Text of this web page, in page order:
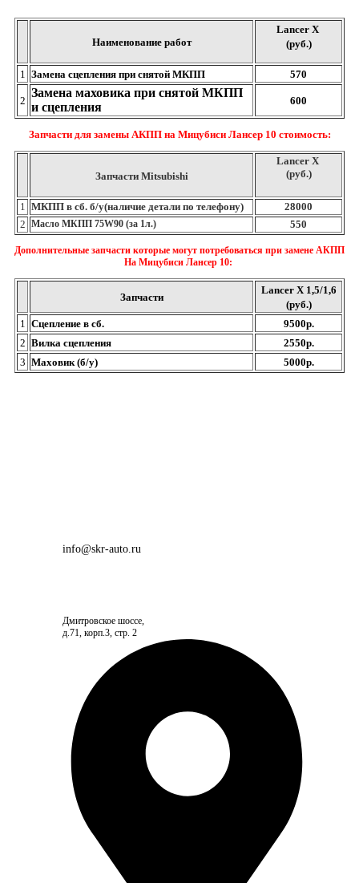
Наименование работ
Lancer X
(руб.)
1 Замена сцепления при снятой МКПП 570
2
Замена маховика при снятой МКПП
и сцепления
600
Запчасти для замены АКПП на Мицубиси Лансер 10 стоимость:
Запчасти Mitsubishi
Lancer X
(руб.)
1 МКПП в сб. б/у(наличие детали по телефону)
28000
2 Масло MКПП 75W90 (за 1л.) 550
Дополнительные запчасти которые могут потребоваться при замене АКПП
На Мицубиси Лансер 10:
Запчасти
Lancer X 1,5/1,6
(руб.)
1
Сцепление в сб.
9500р.
2 Вилка сцепления
2550р.
3 Маховик (б/у) 5000р.
info@skr-auto.ru
Дмитровское шоссе,
д.71, корп.3, стр. 2